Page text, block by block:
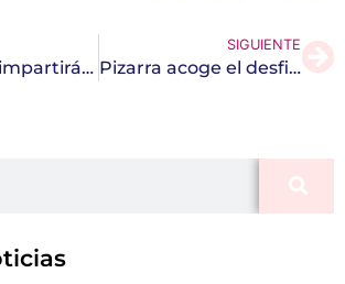
La Térmica impartirá 38 cursos en una nueva edición del Aula de Mayores
SIGUIENTE
Pizarra acoge el desfile final de ‘Mayores de la Costura’